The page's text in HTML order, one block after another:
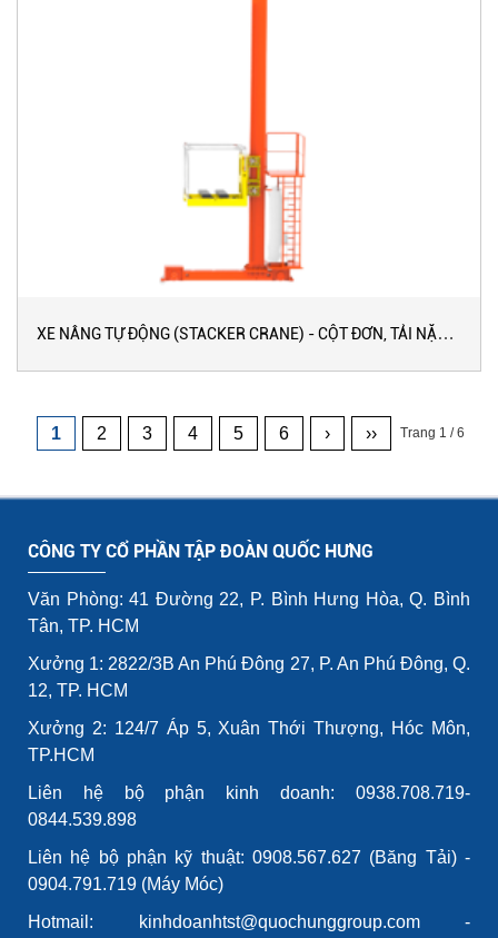
XE NÂNG TỰ ĐỘNG (STACKER CRANE) - CỘT ĐƠN, TẢI NẶNG,
Trang 1 / 6
1 2 3 4 5 6 › ››
CÔNG TY CỔ PHẦN TẬP ĐOÀN QUỐC HƯNG
Văn Phòng: 41 Đường 22, P. Bình Hưng Hòa, Q. Bình
Tân, TP. HCM
Xưởng 1: 2822/3B An Phú Đông 27, P. An Phú Đông, Q.
12, TP. HCM
Xưởng 2: 124/7 Áp 5, Xuân Thới Thượng, Hóc Môn,
TP.HCM
Liên hệ bộ phận kinh doanh: 0938.708.719-
0844.539.898
Liên hệ bộ phận kỹ thuật: 0908.567.627 (Băng Tải) -
0904.791.719 (Máy Móc)
Hotmail: kinhdoanhtst@quochunggroup.com -